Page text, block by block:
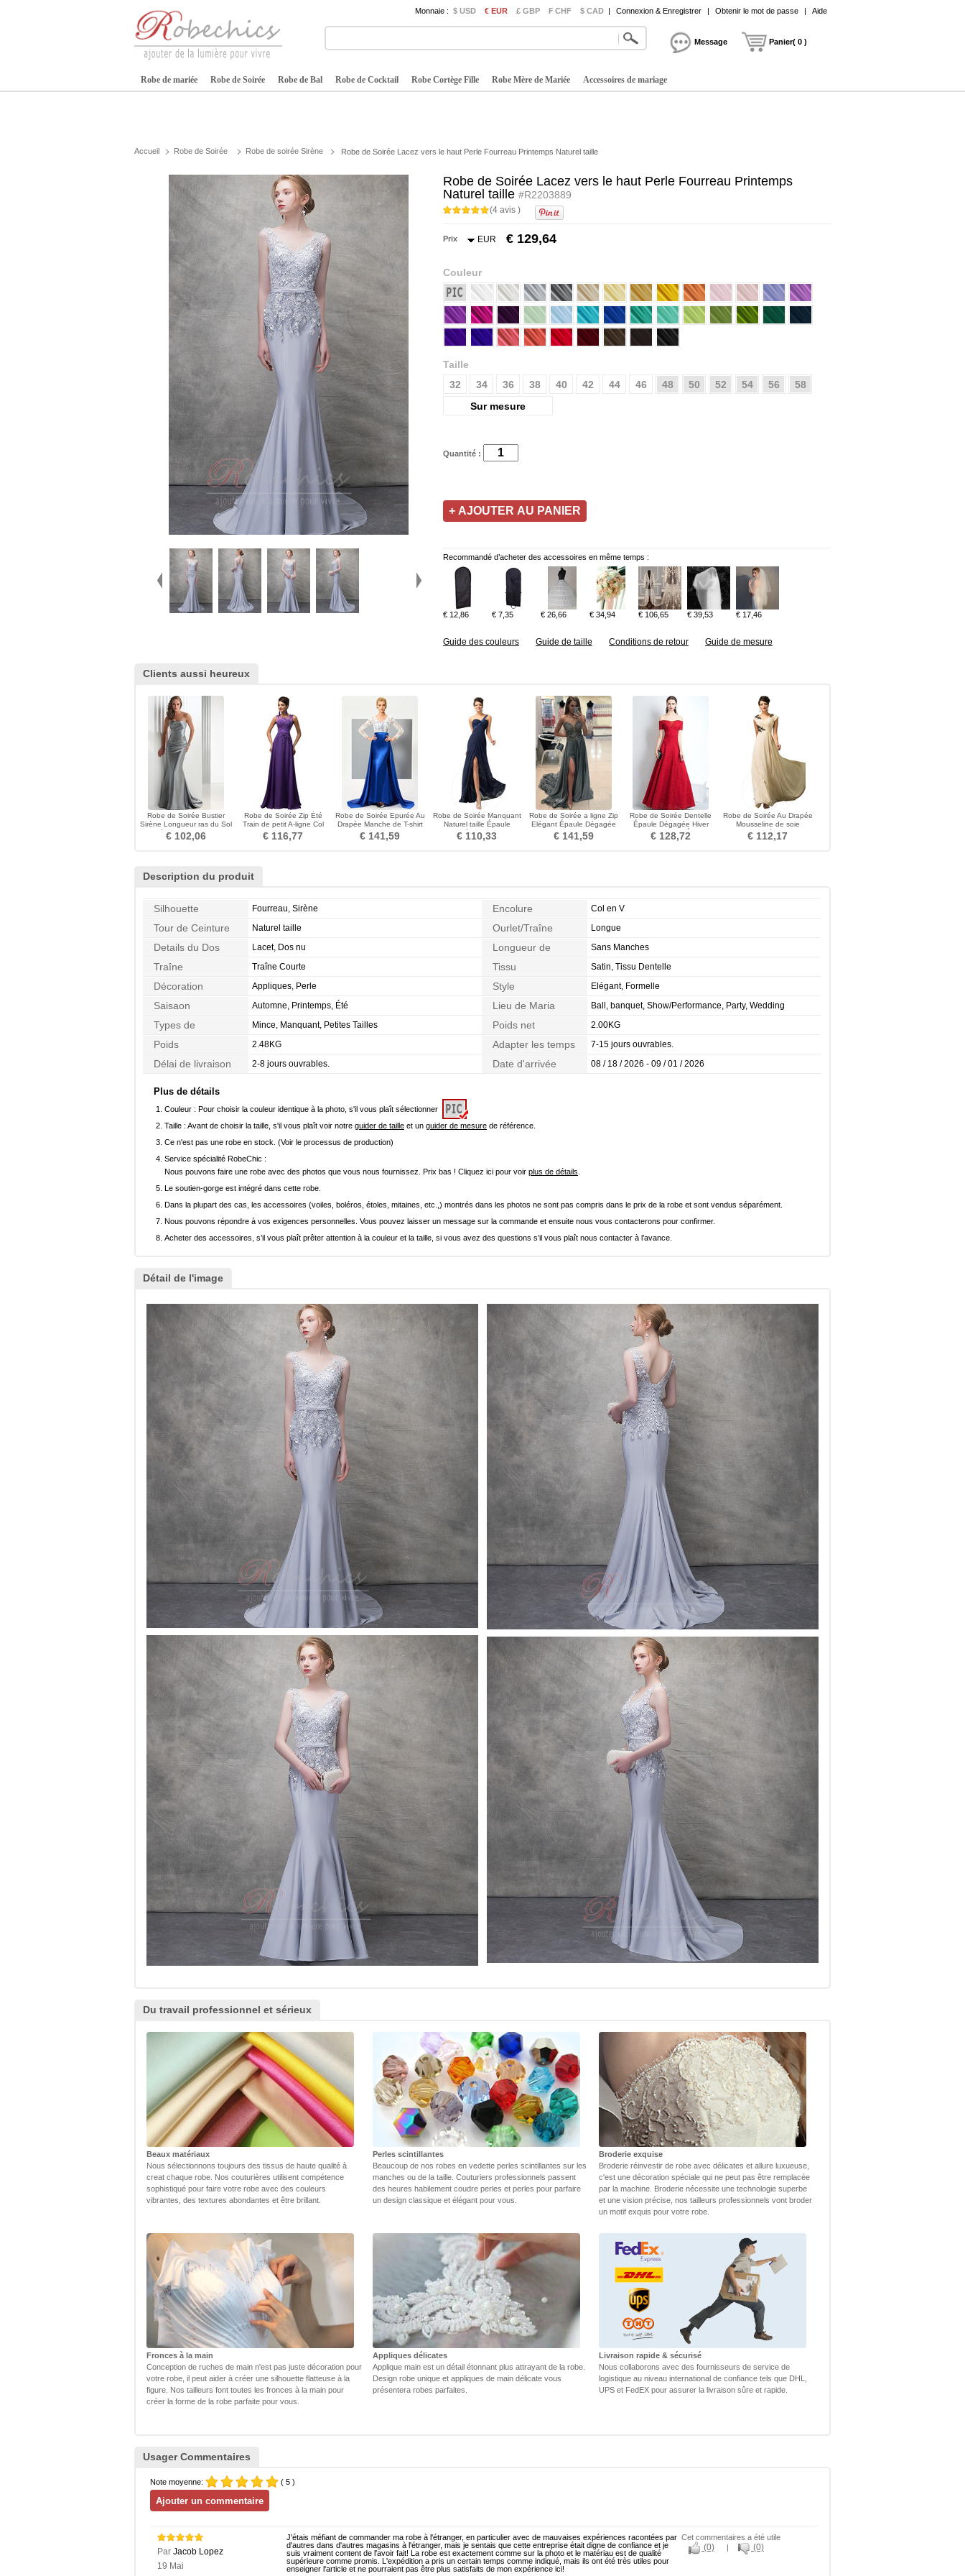
Monnaie : $ USD € EUR £ GBP ₣ CHF $ CAD | Connexion & Enregistrer | Obtenir le mot de passe | Aide
Message Panier( 0 )
Robe de mariée Robe de Soirée Robe de Bal Robe de Cocktail Robe Cortège Fille Robe Mère de Mariée Accessoires de mariage
Accueil Robe de Soirée Robe de soirée Sirène Robe de Soirée Lacez vers le haut Perle Fourreau Printemps Naturel taille
Robe de Soirée Lacez vers le haut Perle Fourreau Printemps
Naturel taille #R2203889
(4 avis )
Prix EUR € 129,64
Couleur
Taille
32
34 36 38 40 42 44 46 48 50 52 54 56
58
Sur mesure
Quantité :
Recommandé d’acheter des accessoires en même temps :
€ 12,86 € 7,35 € 26,66 € 34,94 € 106,65 € 39,53 € 17,46
Guide des couleurs Guide de taille Conditions de retour Guide de mesure
Clients aussi heureux
Robe de Soirée Bustier
Sirène Longueur ras du Sol
Cathédrale Rectangulaire
€ 102,06
Robe de Soirée Zip Été
Train de petit A-ligne Col
Bateau Manquant
€ 116,77
Robe de Soirée Epurée Au
Drapée Manche de T-shirt
Col en V Gaze
€ 141,59
Robe de Soirée Manquant
Naturel taille Épaule
Asymétrique Perle
€ 110,33
Robe de Soirée a ligne Zip
Elégant Épaule Dégagée
Norme Sans Manches
€ 141,59
Robe de Soirée Dentelle
Épaule Dégagée Hiver
Manche Courte Éternel
€ 128,72
Robe de Soirée Au Drapée
Mousseline de soie
Corsage plissé Mancheron
€ 112,17
Description du produit
Silhouette Fourreau, Sirène Encolure Col en V
Tour de Ceinture Naturel taille Ourlet/Traîne Longue
Details du Dos Lacet, Dos nu
Longueur de
Manches
Sans Manches
Traîne Traîne Courte Tissu Satin, Tissu Dentelle
Décoration Appliques, Perle Style Elégant, Formelle
Saisaon Automne, Printemps, Été Lieu de Maria Ball, banquet, Show/Performance, Party, Wedding
Types de
Morphologie
Mince, Manquant, Petites Tailles Poids net 2.00KG
Poids 2.48KG Adapter les temps 7-15 jours ouvrables.
Délai de livraison 2-8 jours ouvrables. Date d'arrivée 08 / 18 / 2026 - 09 / 01 / 2026
Plus de détails
Couleur : Pour choisir la couleur identique à la photo, s'il vous plaît sélectionner
Taille : Avant de choisir la taille, s'il vous plaît voir notre guider de taille et un guider de mesure de référence.
Ce n'est pas une robe en stock. (Voir le processus de production)
Service spécialité RobeChic :
Nous pouvons faire une robe avec des photos que vous nous fournissez. Prix bas ! Cliquez ici pour voir plus de détails
Le soutien-gorge est intégré dans cette robe.
Dans la plupart des cas, les accessoires (voiles, boléros, étoles, mitaines, etc.,) montrés dans les photos ne sont pas compris dans le prix de la robe et sont vendus séparément.
Nous pouvons répondre à vos exigences personnelles. Vous pouvez laisser un message sur la commande et ensuite nous vous contacterons pour confirmer.
Acheter des accessoires, s’il vous plaît prêter attention à la couleur et la taille, si vous avez des questions s’il vous plaît nous contacter à l’avance.
Détail de l'image
Du travail professionnel et sérieux
Beaux matériaux
Nous sélectionnons toujours des tissus de haute qualité à
creat chaque robe. Nos couturières utilisent compétence
sophistiqué pour faire votre robe avec des couleurs
vibrantes, des textures abondantes et être brillant.
Perles scintillantes
Beaucoup de nos robes en vedette perles scintillantes sur les
manches ou de la taille. Couturiers professionnels passent
des heures habilement coudre perles et perles pour parfaire
un design classique et élégant pour vous.
Broderie exquise
Broderie réinvestir de robe avec délicates et allure luxueuse,
c'est une décoration spéciale qui ne peut pas être remplacée
par la machine. Broderie nécessite une technologie superbe
et une vision précise, nos tailleurs professionnels vont broder
un motif exquis pour votre robe.
Fronces à la main
Conception de ruches de main n'est pas juste décoration pour
votre robe, il peut aider à créer une silhouette flatteuse à la
figure. Nos tailleurs font toutes les fronces à la main pour
créer la forme de la robe parfaite pour vous.
Appliques délicates
Applique main est un détail étonnant plus attrayant de la robe.
Design robe unique et appliques de main délicate vous
présentera robes parfaites.
Livraison rapide & sécurisé
Nous collaborons avec des fournisseurs de service de
logistique au niveau international de confiance tels que DHL,
UPS et FedEX pour assurer la livraison sûre et rapide.
Usager Commentaires
Note moyenne: ( 5 )
Par Jacob Lopez
19 Mai
J'étais méfiant de commander ma robe à l'étranger, en particulier avec de mauvaises expériences racontées par
d'autres dans d'autres magasins à l'étranger, mais je sentais que cette entreprise était digne de confiance et je
suis vraiment content de l'avoir fait! La robe est exactement comme sur la photo et le matériau est de qualité
supérieure comme promis. L'expédition a pris un certain temps comme indiqué, mais ils ont été très utiles pour
enseigner l'article et ne pourraient pas être plus satisfaits de mon expérience ici!
Cet commentaires a été utile
(0) (0)